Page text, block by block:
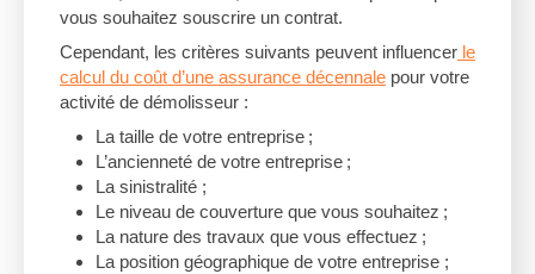
vous souhaitez souscrire un contrat.
Cependant, les critères suivants peuvent influencer le
calcul du coût d’une assurance décennale pour votre
activité de démolisseur :
La taille de votre entreprise ;
L’ancienneté de votre entreprise ;
La sinistralité ;
Le niveau de couverture que vous souhaitez ;
La nature des travaux que vous effectuez ;
La position géographique de votre entreprise ;